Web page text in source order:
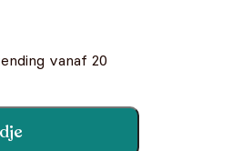
vanaf 20